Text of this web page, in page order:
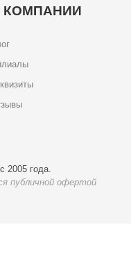
КОМПАНИИ
2005 года.
публичной офертой